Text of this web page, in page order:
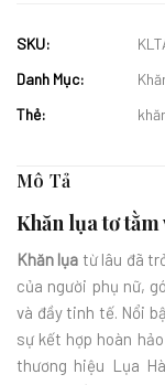
SKU:
Danh Mục:
Thẻ:
Mô Tả
Khăn lụa tơ tằm
Khăn lụa từ lâu đã
của người phụ nữ,
và đầy tinh tế. Nổi
sự kết hợp hoàn
thương hiệu Lụa